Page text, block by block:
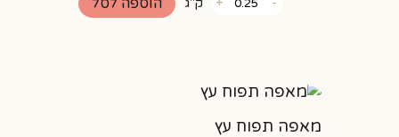
-של
+ ק"ג הוספה לסל
מאפה תפוח עץ